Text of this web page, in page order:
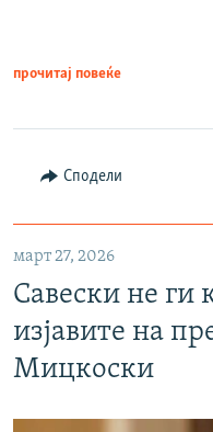
прочитај повеќе
Сподели
март 27, 2026
Савески не ги
изјавите на
Мицкоски